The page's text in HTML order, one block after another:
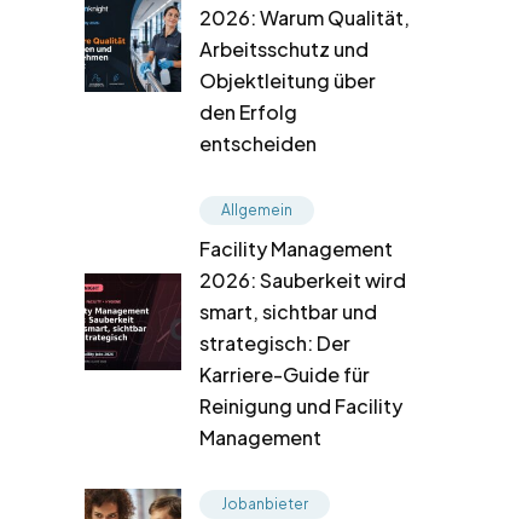
2026: Warum Qualität,
Arbeitsschutz und
Objektleitung über
den Erfolg
entscheiden
Allgemein
Facility Management
2026: Sauberkeit wird
smart, sichtbar und
strategisch: Der
Karriere-Guide für
Reinigung und Facility
Management
Jobanbieter